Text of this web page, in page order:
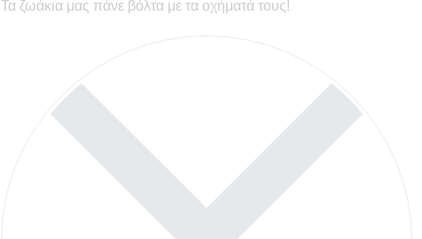
Τα ζωάκια μας πάνε βόλτα με τα οχήματά τους!